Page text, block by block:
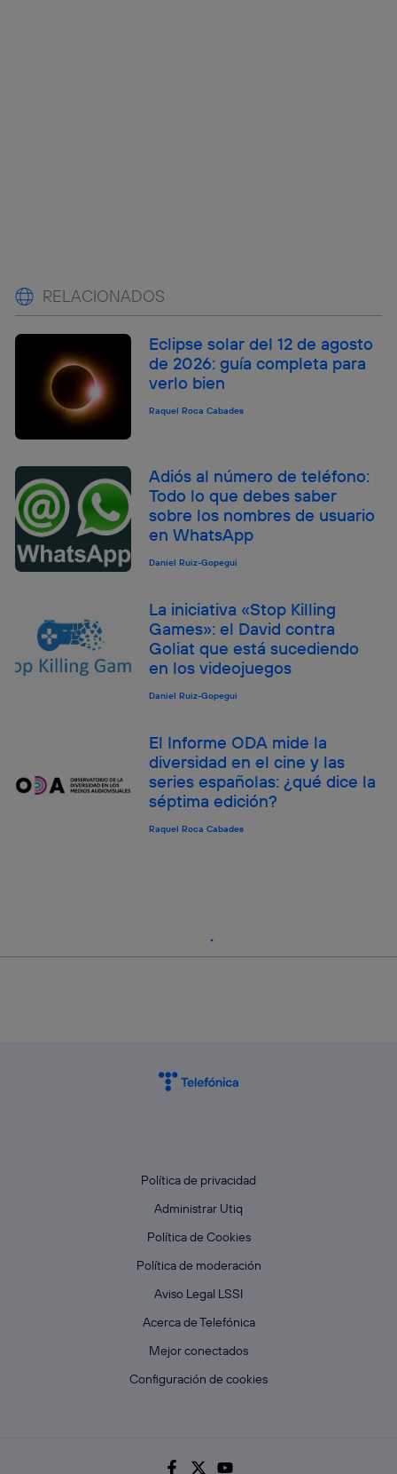
RELACIONADOS
Eclipse solar del 12 de agosto
de 2026: guía completa para
verlo bien
Raquel Roca Cabades
Adiós al número de teléfono:
Todo lo que debes saber
sobre los nombres de usuario
en WhatsApp
Daniel Ruiz-Gopegui
La iniciativa «Stop Killing
Games»: el David contra
Goliat que está sucediendo
en los videojuegos
Daniel Ruiz-Gopegui
El Informe ODA mide la
diversidad en el cine y las
series españolas: ¿qué dice la
séptima edición?
Raquel Roca Cabades
Política de privacidad
Administrar Utiq
Política de Cookies
Política de moderación
Aviso Legal LSSI
Acerca de Telefónica
Mejor conectados
Configuración de cookies